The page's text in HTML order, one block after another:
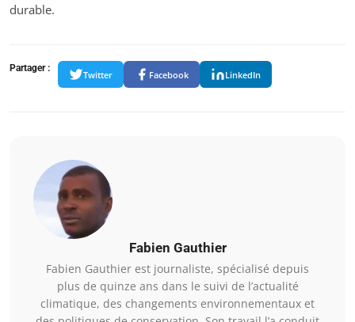
durable.
Partager :
Twitter Facebook LinkedIn
Fabien Gauthier
Fabien Gauthier est journaliste, spécialisé depuis
plus de quinze ans dans le suivi de l’actualité
climatique, des changements environnementaux et